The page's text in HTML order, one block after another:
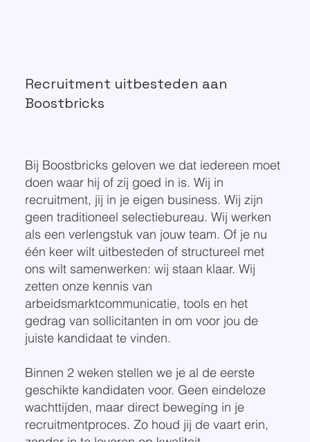
Recruitment uitbesteden aan
Boostbricks
Bij Boostbricks geloven we dat iedereen moet
doen waar hij of zij goed in is. Wij in
recruitment, jij in je eigen business. Wij zijn
geen traditioneel selectiebureau. Wij werken
als een verlengstuk van jouw team. Of je nu
één keer wilt uitbesteden of structureel met
ons wilt samenwerken: wij staan klaar. Wij
zetten onze kennis van
arbeidsmarktcommunicatie, tools en het
gedrag van sollicitanten in om voor jou de
juiste kandidaat te vinden.
Binnen 2 weken stellen we je al de eerste
geschikte kandidaten voor. Geen eindeloze
wachttijden, maar direct beweging in je
recruitmentproces. Zo houd jij de vaart erin,